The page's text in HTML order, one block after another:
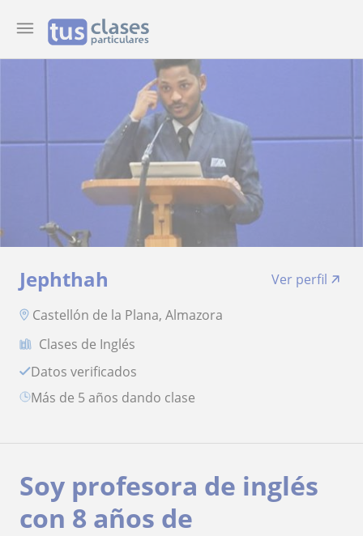
Jephthah
Ver perfil
Castellón de la Plana, Almazora
Clases de Inglés
Datos verificados
más de 5 años dando clase
Soy profesora de inglés
con 8 años de